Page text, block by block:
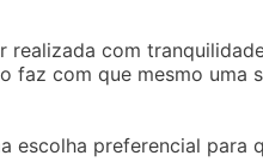
realizada com
faz com que mesmo uma
escolha preferencial para